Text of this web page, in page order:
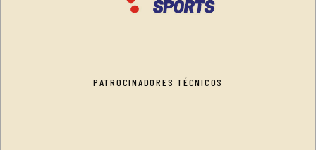
PATROCINADORES TÉCNICOS